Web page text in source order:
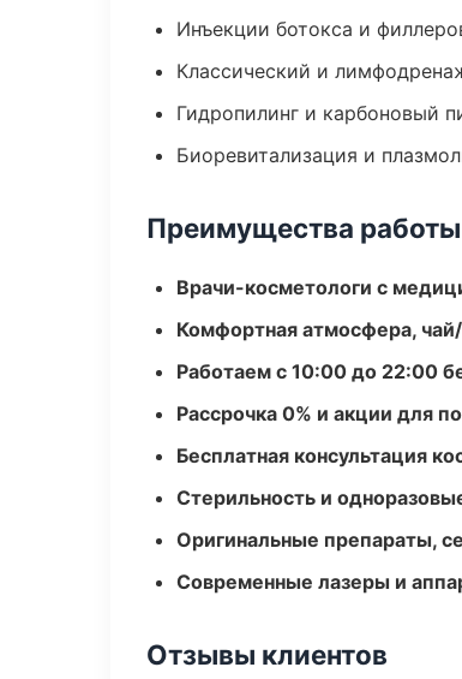
Инъекции ботокса и
Классический и
Гидропилинг и карбоновый
Биоревитализация и
Преимущества
Врачи-косметологи с
Комфортная атмосфера,
Работаем с 10:00 до 22:00
Рассрочка 0% и акции для
Бесплатная консультация
Стерильность и
Оригинальные препараты,
Современные лазеры и
Отзывы клиентов